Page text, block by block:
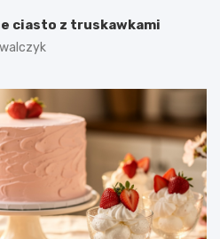
ciasto z truskawkami